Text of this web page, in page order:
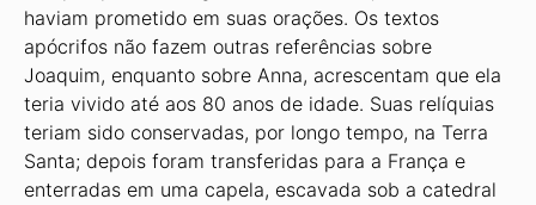
haviam prometido em suas orações. Os textos
apócrifos não fazem outras referências sobre
Joaquim, enquanto sobre Anna, acrescentam que ela
teria vivido até aos 80 anos de idade. Suas relíquias
teriam sido conservadas, por longo tempo, na Terra
Santa; depois foram transferidas para a França e
enterradas em uma capela, escavada sob a catedral